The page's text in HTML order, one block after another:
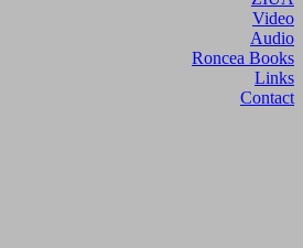
Video
Audio
Roncea Books
Links
Contact